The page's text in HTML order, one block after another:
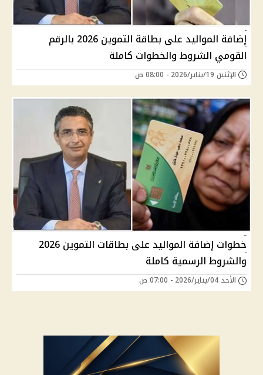
إضافة المواليد على بطاقة التموين 2026 بالرقم
القومي الشروط والخطوات كاملة
الإثنين 19/يناير/2026 - 08:00 ص
خطوات إضافة المواليد على بطاقات التموين 2026
والشروط الرسمية كاملة
الأحد 04/يناير/2026 - 07:00 ص